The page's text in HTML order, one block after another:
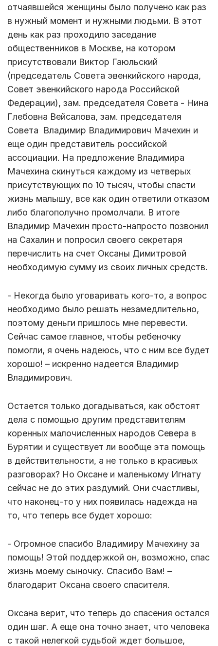
отчаявшейся женщины было получено как раз
в нужный момент и нужными людьми. В этот
день как раз проходило заседание
общественников в Москве, на котором
присутствовали Виктор Гаюльский
(председатель Совета эвенкийского народа,
Совет эвенкийского народа Российской
Федерации), зам. председателя Совета - Нина
Глебовна Вейсалова, зам. председателя
Совета Владимир Владимирович Мачехин и
еще один представитель российской
ассоциации. На предложение Владимира
Мачехина скинуться каждому из четверых
присутствующих по 10 тысяч, чтобы спасти
жизнь малышу, все как один ответили отказом
либо благополучно промолчали. В итоге
Владимир Мачехин просто-напросто позвонил
на Сахалин и попросил своего секретаря
перечислить на счет Оксаны Димитровой
необходимую сумму из своих личных средств.
- Некогда было уговаривать кого-то, а вопрос
необходимо было решать незамедлительно,
поэтому деньги пришлось мне перевести.
Сейчас самое главное, чтобы ребеночку
помогли, я очень надеюсь, что с ним все будет
хорошо! – искренно надеется Владимир
Владимирович.
Остается только догадываться, как обстоят
дела с помощью другим представителям
коренных малочисленных народов Севера в
Бурятии и существует ли вообще эта помощь
в действительности, а не только в красивых
разговорах? Но Оксане и маленькому Игнату
сейчас не до этих раздумий. Они счастливы,
что наконец-то у них появилась надежда на
то, что теперь все будет хорошо:
- Огромное спасибо Владимиру Мачехину за
помощь! Этой поддержкой он, возможно, спас
жизнь моему сыночку. Спасибо Вам! –
благодарит Оксана своего спасителя.
Оксана верит, что теперь до спасения остался
один шаг. А еще она точно знает, что человека
с такой нелегкой судьбой ждет большое,